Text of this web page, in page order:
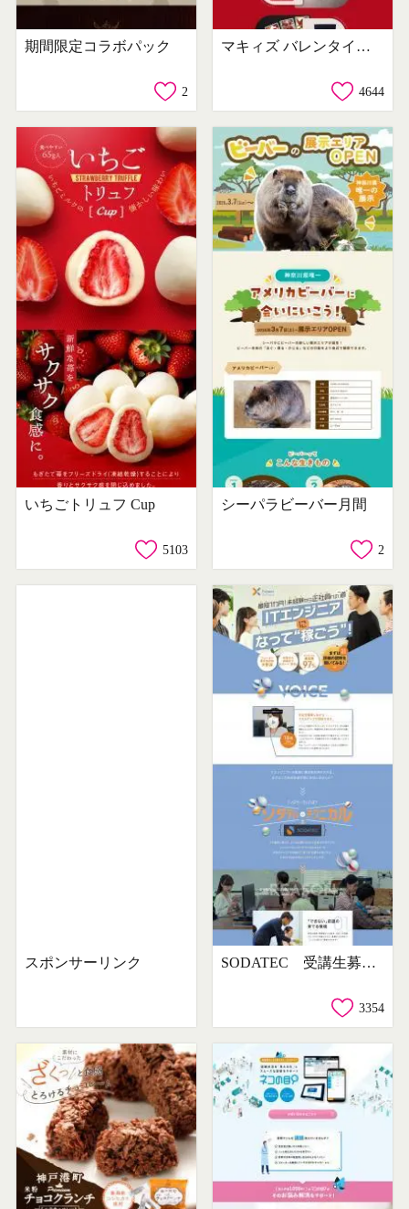
期間限定コラボパック
2
マキィズ バレンタイン2026
4644
いちごトリュフ Cup
5103
シーパラビーバー月間
2
スポンサーリンク SODATEC 受講生募集ページ
3354